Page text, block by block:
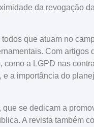
da revogação
que atuam no
Com artigos
a LGPD nas
a importância do
que se dedicam a
A revista também